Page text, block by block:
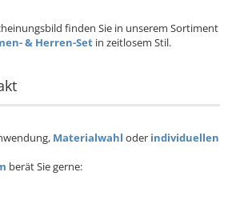
finden Sie in unserem Sortiment
& Herren-Set in zeitlosem Stil.
Materialwahl oder individuellen
berät Sie gerne: